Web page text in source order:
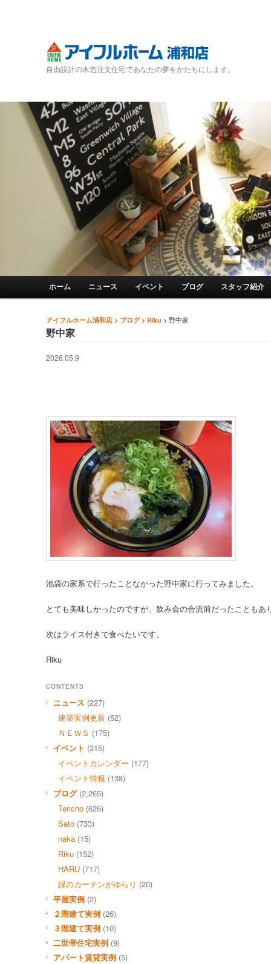
自由設計の木造注文住宅であなたの夢をかたちにします。
メインメニュー
メインコンテンツへ移動
サブコンテンツへ移動
ホーム ニュース イベント ブログ スタッフ紹介
アイフルホーム浦和店 > ブログ> Riku > 野中家
投稿ナビゲーション
野中家
2026.05.9
池袋の家系で行ったことなかった野中家に行ってみました。
とても美味しかったのですが、飲み会の合流前だったことも
次はライス付きで食べたいです。
Riku
CONTENTS
ニュース (227)
建築実例更新 (52)
ＮＥＷＳ (175)
イベント (315)
イベントカレンダー (177)
イベント情報 (138)
ブログ(2,265)
Tencho (626)
Sato (733)
naka (15)
Riku (152)
HARU (717)
緑のカーテンがゆらり (20)
平屋実例 (2)
２階建て実例 (26)
３階建て実例 (10)
二世帯住宅実例 (9)
アパート賃貸実例 (5)